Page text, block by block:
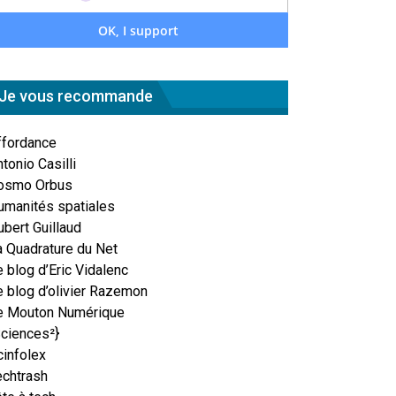
Je vous recommande
Casilli
Orbus
spatiales
Guillaud
Quadrature du Net
blog d’Eric Vidalenc
blog d’olivier Razemon
Mouton Numérique